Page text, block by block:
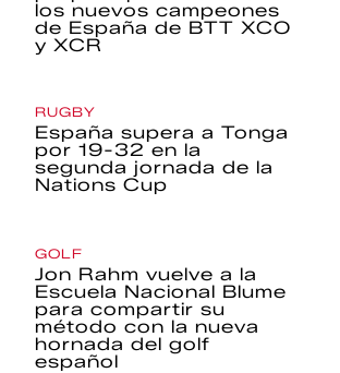
los nuevos campeones
de España de BTT XCO
y XCR
RUGBY
España supera a Tonga
por 19-32 en la
segunda jornada de la
Nations Cup
GOLF
Jon Rahm vuelve a la
Escuela Nacional Blume
para compartir su
método con la nueva
hornada del golf
español